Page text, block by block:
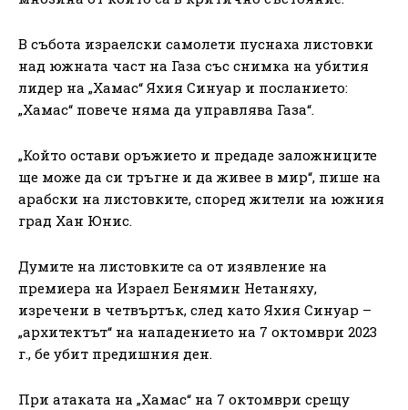
В събота израелски самолети пуснаха листовки
над южната част на Газа със снимка на убития
лидер на „Хамас“ Яхия Синуар и посланието:
„Хамас“ повече няма да управлява Газа“.
„Който остави оръжието и предаде заложниците
ще може да си тръгне и да живее в мир“, пише на
арабски на листовките, според жители на южния
град Хан Юнис.
Думите на листовките са от изявление на
премиера на Израел Бенямин Нетаняху,
изречени в четвъртък, след като Яхия Синуар –
„архитектът“ на нападението на 7 октомври 2023
г., бе убит предишния ден.
При атаката на „Хамас“ на 7 октомври срещу